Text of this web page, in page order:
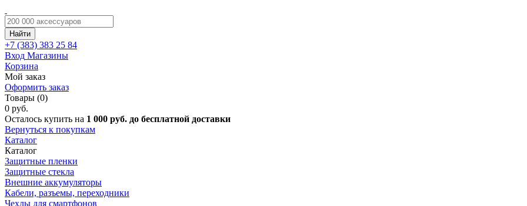
Найти
+7 (383) 383 25 84
Вход Магазины
Корзина
Мой заказ
Оформить заказ
Товары (0)
0 руб.
Осталось купить на 1 000 руб. до бесплатной доставки
Вернуться к покупкам
Каталог
Каталог
Защитные пленки
Защитные стекла
Внешние аккумуляторы
Кабели, разъемы, переходники
Чехлы для смартфонов